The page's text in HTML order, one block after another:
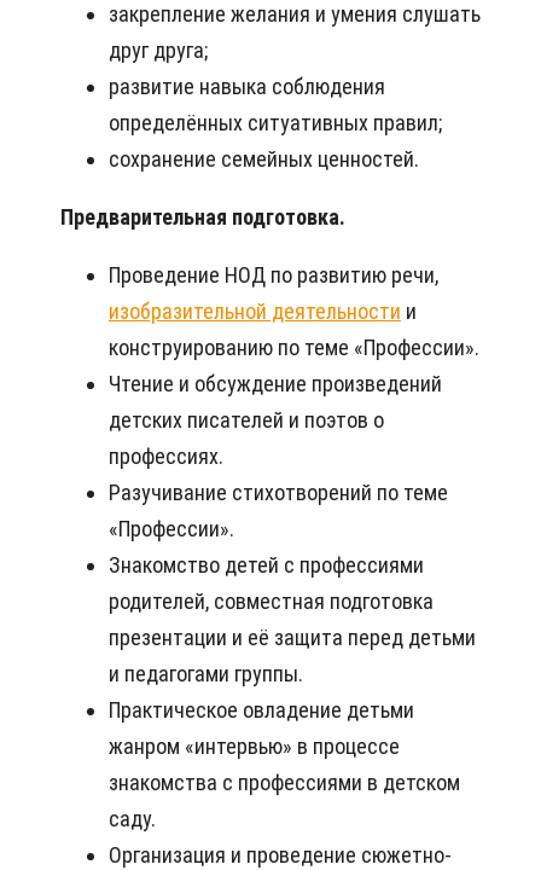
закрепление желания и умения слушать
друг друга;
развитие навыка соблюдения
определённых ситуативных правил;
сохранение семейных ценностей.
Предварительная подготовка.
Проведение НОД по развитию речи,
изобразительной деятельности и
конструированию по теме «Профессии».
Чтение и обсуждение произведений
детских писателей и поэтов о
профессиях.
Разучивание стихотворений по теме
«Профессии».
Знакомство детей с профессиями
родителей, совместная подготовка
презентации и её защита перед детьми
и педагогами группы.
Практическое овладение детьми
жанром «интервью» в процессе
знакомства с профессиями в детском
саду.
Организация и проведение сюжетно-